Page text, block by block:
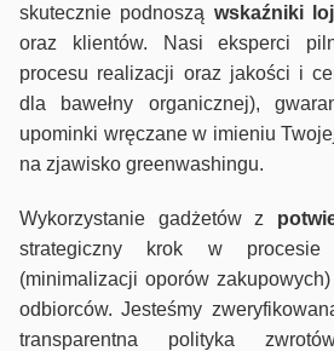
skutecznie podnoszą wskaźniki
oraz klientów. Nasi eksperci
procesu realizacji oraz jakości i
dla bawełny organicznej),
upominki wręczane w imieniu
na zjawisko greenwashingu.
Wykorzystanie gadżetów z
strategiczny krok w procesie
(minimalizacji oporów
odbiorców. Jesteśmy
transparentna polityka